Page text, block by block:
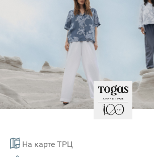
На карте ТРЦ